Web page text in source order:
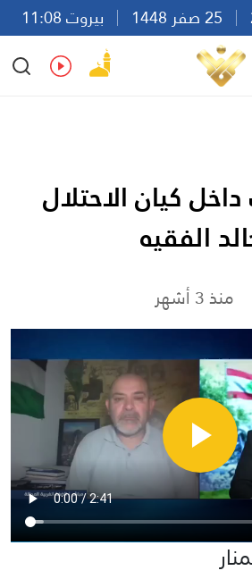
بيروت 11:08
Ar
En Fr Es
كيان الاحتلال
الفقيه
منذ 3 أشهر